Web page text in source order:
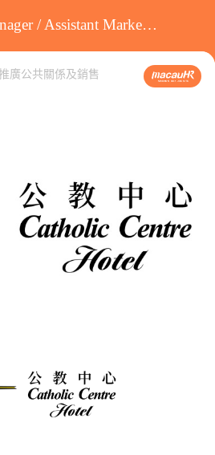
Marketing Manager / Assistant Marketing Manager
廣公共關係及銷售